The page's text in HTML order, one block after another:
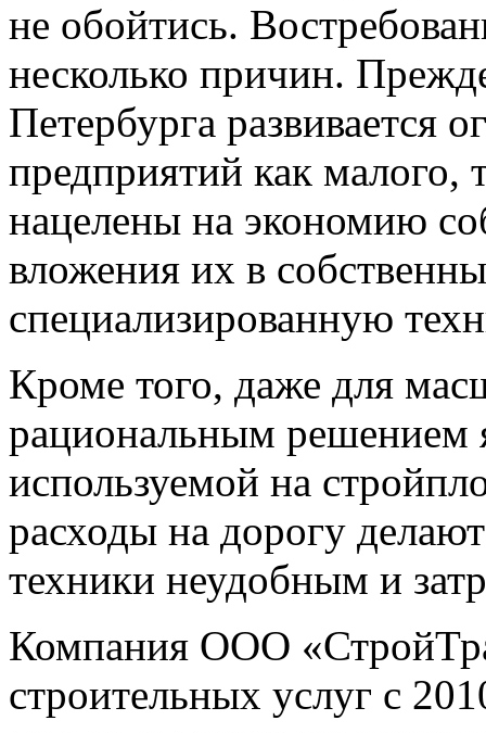
не обойтись.
несколько причин.
Петербурга развивается
предприятий как малого,
нацелены на экономию
вложения их в
специализированную
Кроме того, даже для
рациональным решением
используемой на
расходы на дорогу
техники неудобным и
Компания ООО
строительных услуг с